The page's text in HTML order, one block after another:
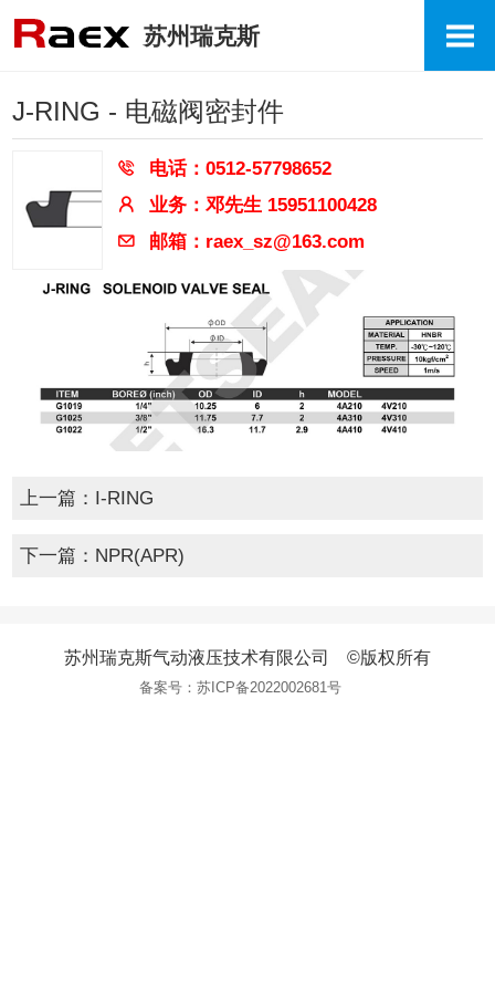
苏州瑞克斯
J-RING - 电磁阀密封件
电话：0512-57798652
业务：邓先生 15951100428
邮箱：raex_sz@163.com
上一篇： I-RING
下一篇： NPR(APR)
苏州瑞克斯气动液压技术有限公司 ©版权所有
备案号： 苏ICP备2022002681号